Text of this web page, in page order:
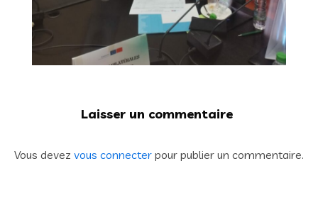
Laisser un commentaire
Vous devez vous connecter pour publier un commentaire.